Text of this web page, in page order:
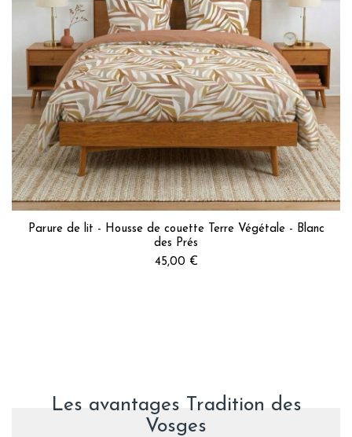
Parure de lit - Housse de couette Terre Végétale - Blanc
des Prés
45,00 €
Les avantages Tradition des
Vosges